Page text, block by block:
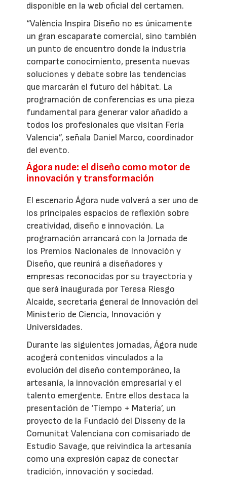
disponible en la web oficial del certamen.
“València Inspira Diseño no es únicamente
un gran escaparate comercial, sino también
un punto de encuentro donde la industria
comparte conocimiento, presenta nuevas
soluciones y debate sobre las tendencias
que marcarán el futuro del hábitat. La
programación de conferencias es una pieza
fundamental para generar valor añadido a
todos los profesionales que visitan Feria
Valencia”, señala Daniel Marco, coordinador
del evento.
Ágora nude: el diseño como motor de
innovación y transformación
El escenario Ágora nude volverá a ser uno de
los principales espacios de reflexión sobre
creatividad, diseño e innovación. La
programación arrancará con la Jornada de
los Premios Nacionales de Innovación y
Diseño, que reunirá a diseñadores y
empresas reconocidas por su trayectoria y
que será inaugurada por Teresa Riesgo
Alcaide, secretaria general de Innovación del
Ministerio de Ciencia, Innovación y
Universidades.
Durante las siguientes jornadas, Ágora nude
acogerá contenidos vinculados a la
evolución del diseño contemporáneo, la
artesanía, la innovación empresarial y el
talento emergente. Entre ellos destaca la
presentación de ‘Tiempo + Materia’, un
proyecto de la Fundació del Disseny de la
Comunitat Valenciana con comisariado de
Estudio Savage, que reivindica la artesanía
como una expresión capaz de conectar
tradición, innovación y sociedad.